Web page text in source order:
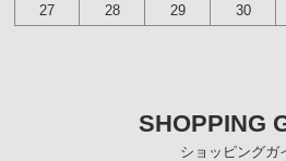
27
28 29 30
SHOPPING
ショッピングガ